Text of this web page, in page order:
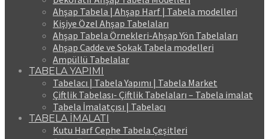
Ahşap Tabela | Ahşap Harf | Tabela modelleri
Kişiye Özel Ahşap Tabelaları
Ahşap Tabela Örnekleri-Ahşap Yön Tabelaları
Ahşap Cadde ve Sokak Tabela modelleri
Ampüllü Tabelalar
TABELA YAPIMI
Tabelacı | Tabela Yapımı | Tabela Market
Çiftlik Tabelası- Çiftlik Tabelaları – Tabela imalat
Tabela İmalatçısı | Tabelacı
TABELA İMALATI
Kutu Harf Cephe Tabela Çeşitleri